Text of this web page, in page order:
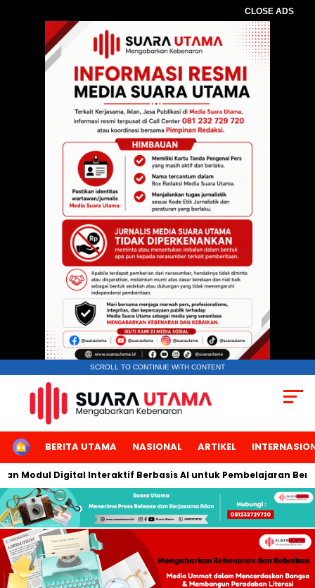
CLOSE ADS
SCROLL TO CONTINUE WITH CONTENT
HOMEBERITA UTAMA NASIONAL ARTIKEL
Digital Interaktif Berbasis AI untuk Pembelajaran Berbicara